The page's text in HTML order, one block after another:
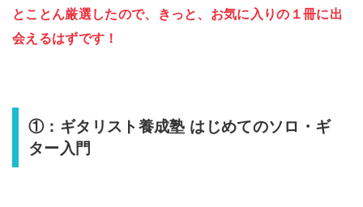
とことん厳選したので、きっと、お気に入りの１冊に出
会えるはずです！
①：ギタリスト養成塾 はじめてのソロ・ギ
ター入門